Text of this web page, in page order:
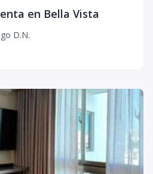
en Bella Vista
D.N.